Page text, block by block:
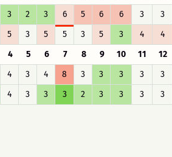
3 2 3 6 5 6 6 3 3
5 3 5 5 3 5 3 4 4
4 5 6 7 8 9 10 11 12
4 3 4 8 3 3 3 3 3
4 3 3 3 2 3 3 3 3